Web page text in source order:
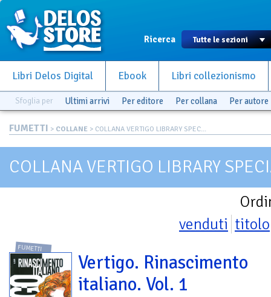
Ricerca
Libri Delos Digital Ebook Libri collezionismo
Sfoglia per Ultimi arrivi Per editore Per collana Per autore
FUMETTI > COLLANE > COLLANA VERTIGO LIBRARY SPEC...
COLLANA VERTIGO LIBRARY
venduti titolo
FUMETTI
Vertigo. Rinascimento
italiano. Vol. 1